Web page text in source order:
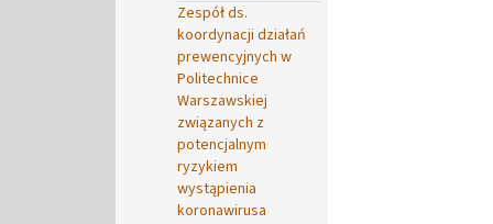
Zespół ds.
koordynacji działań
prewencyjnych w
Politechnice
Warszawskiej
związanych z
potencjalnym
ryzykiem
wystąpienia
koronawirusa